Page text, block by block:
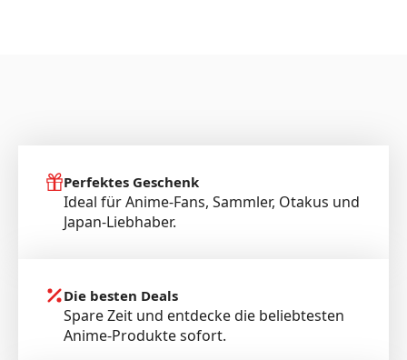
Perfektes Geschenk
Ideal für Anime-Fans, Sammler, Otakus und
Japan-Liebhaber.
Die besten Deals
Spare Zeit und entdecke die beliebtesten
Anime-Produkte sofort.